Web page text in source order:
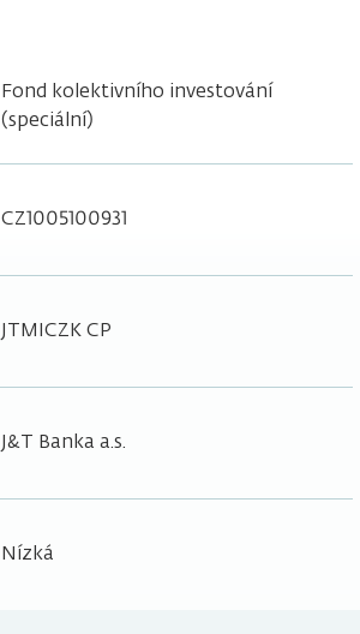
Fond kolektivního investování
(speciální)
CZ1005100931
JTMICZK CP
J&T Banka a.s.
Nízká